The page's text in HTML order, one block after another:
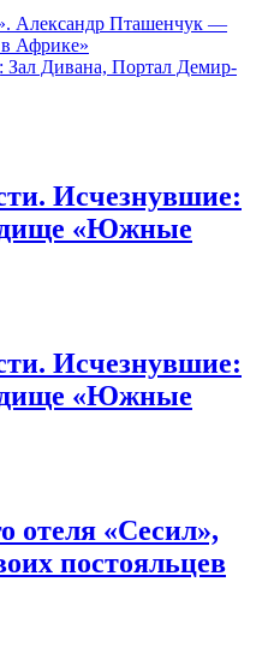
Александр Пташенчук —
Африке»
Зал Дивана, Портал Демир-
Исчезнувшие:
«Южные
Исчезнувшие:
«Южные
отеля «Сесил»,
постояльцев